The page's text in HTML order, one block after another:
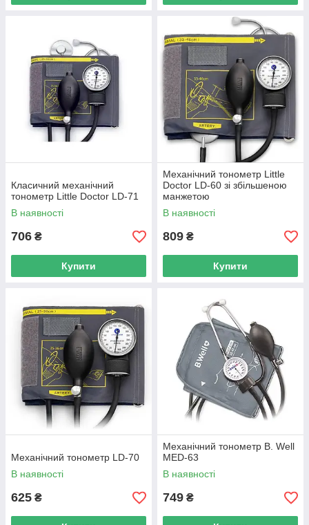
Класичний механічний
тонометр Little Doctor LD-71
В наявності
706 ₴
Купити
Механічний тонометр Little
Doctor LD-60 зі збільшеною
манжетою
В наявності
809 ₴
Купити
Механічний тонометр LD-70
В наявності
625 ₴
Механічний тонометр B. Well
MED-63
В наявності
749 ₴